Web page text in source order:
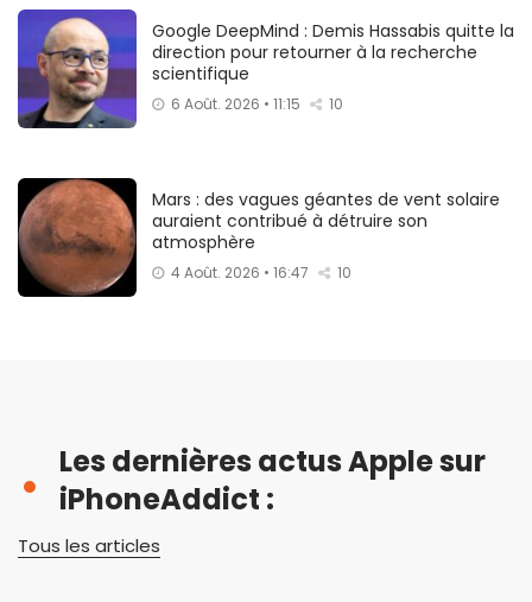
Google DeepMind : Demis Hassabis quitte la
direction pour retourner à la recherche
scientifique
6 Août. 2026 • 11:15 10
Mars : des vagues géantes de vent solaire
auraient contribué à détruire son
atmosphère
4 Août. 2026 • 16:47 10
Les dernières actus Apple sur
iPhoneAddict :
Tous les articles